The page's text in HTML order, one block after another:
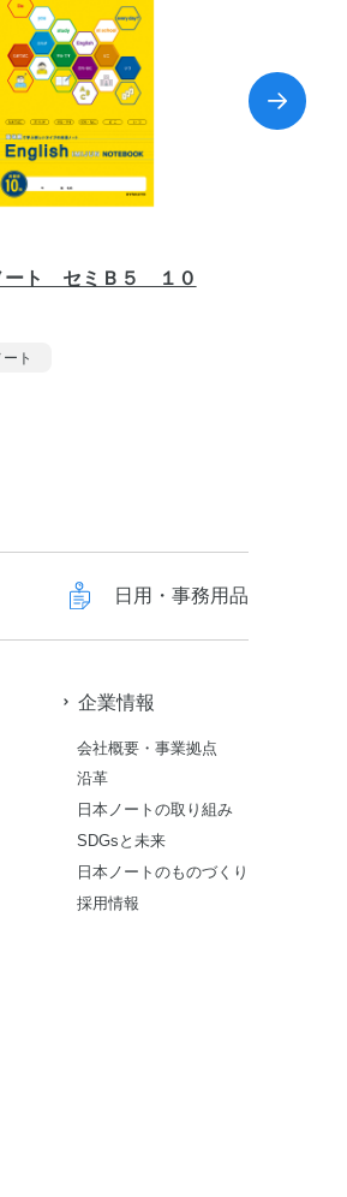
ート セミＢ５ １０
ト
日用・事務用品
企業情報
会社概要・事業拠点
沿革
日本ノートの取り組み
SDGsと未来
日本ノートのものづくり
採用情報